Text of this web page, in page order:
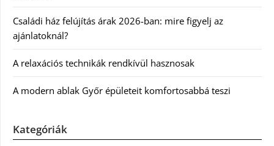
Családi ház felújítás árak 2026-ban: mire figyelj az
ajánlatoknál?
A relaxációs technikák rendkívül hasznosak
A modern ablak Győr épületeit komfortosabbá teszi
Kategóriák